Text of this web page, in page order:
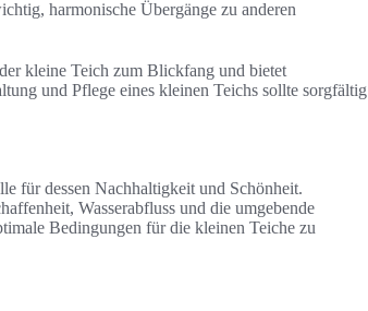
harmonische Übergänge zu anderen
kleine Teich zum Blickfang und bietet
und Pflege eines kleinen Teichs sollte sorgfältig
für dessen Nachhaltigkeit und Schönheit.
Wasserabfluss und die umgebende
Bedingungen für die kleinen Teiche zu